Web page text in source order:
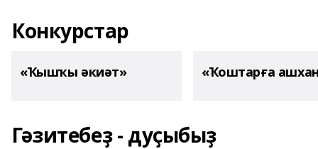
Конкурстар
«Ҡышҡы әкиәт» «Ҡоштарға
Гәзитебеҙ - дуҫыбыҙ